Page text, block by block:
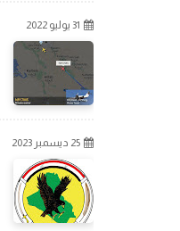
31 يوليو 2022
25 ديسمبر 2023